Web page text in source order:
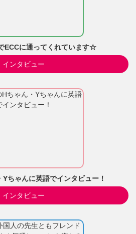
ECCに通ってくれています☆
インタビュー
ちゃんに英語でインタビュー！
インタビュー